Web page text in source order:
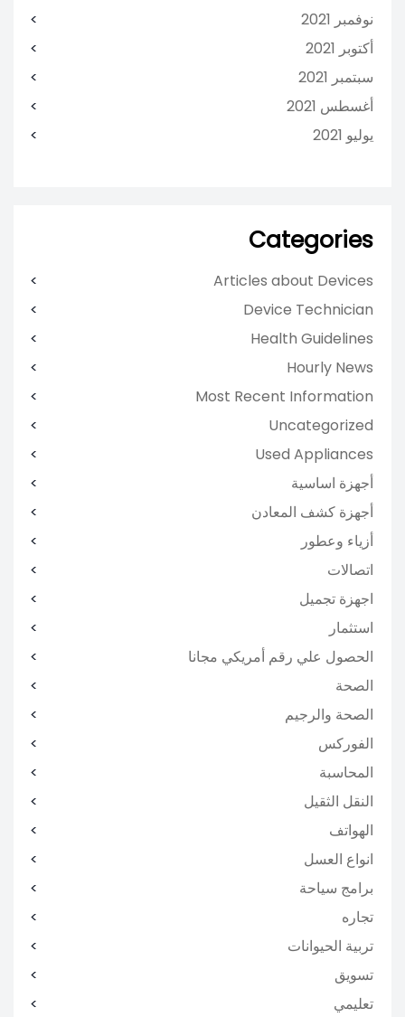
نوفمبر 2021
أكتوبر 2021
سبتمبر 2021
أغسطس 2021
يوليو 2021
Categories
Articles about Devices
Device Technician
Health Guidelines
Hourly News
Most Recent Information
Uncategorized
Used Appliances
أجهزة اساسية
أجهزة كشف المعادن
أزياء وعطور
اتصالات
اجهزة تجميل
استثمار
الحصول علي رقم أمريكي مجانا
الصحة
الصحة والرجيم
الفوركس
المحاسبة
النقل الثقيل
الهواتف
انواع العسل
برامج سياحة
تجاره
تربية الحيوانات
تسويق
تعليمي